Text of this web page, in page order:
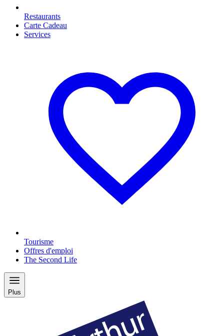
Restaurants
Carte Cadeau
Services
Tourisme
Offres d'emploi
The Second Life
Plus